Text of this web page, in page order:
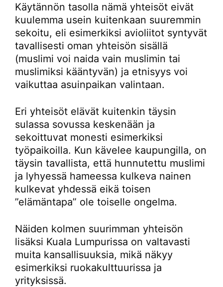
Käytännön tasolla nämä yhteisöt eivät
kuulemma usein kuitenkaan suuremmin
sekoitu, eli esimerkiksi avioliitot syntyvät
tavallisesti oman yhteisön sisällä
(muslimi voi naida vain muslimin tai
muslimiksi kääntyvän) ja etnisyys voi
vaikuttaa asuinpaikan valintaan.
Eri yhteisöt elävät kuitenkin täysin
sulassa sovussa keskenään ja
sekoittuvat monesti esimerkiksi
työpaikoilla. Kun kävelee kaupungilla, on
täysin tavallista, että hunnutettu muslimi
ja lyhyessä hameessa kulkeva nainen
kulkevat yhdessä eikä toisen
”elämäntapa” ole toiselle ongelma.
Näiden kolmen suurimman yhteisön
lisäksi Kuala Lumpurissa on valtavasti
muita kansallisuuksia, mikä näkyy
esimerkiksi ruokakulttuurissa ja
yrityksissä.